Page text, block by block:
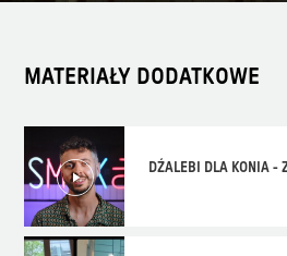
MATERIAŁY DODATKOWE
DŹALEBI DLA KONIA -